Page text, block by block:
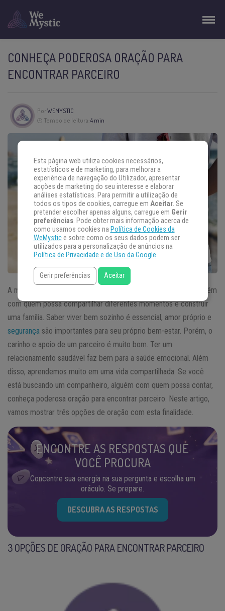
CONHEÇA PODEROSA ORAÇÃO PARA
ENCONTRAR PARCEIRO
PorWEMYSTIC
Tempo de leitura:4 min
A maior parte das pessoas busca um companheiro de vida, alguém
com quem possa compartilhar diferentes momentos e construir
uma família. Saber viver bem sozinho é essencial, amor próprio e
segurança são importantes para seu próprio bem-estar. Porém, o
carinho e apoio de um parceiro é muito bom. Ter um
relacionamento saudável faz bem para a saúde emocional. Além
disso, aprendemos muito em uma vida compartilhada. Se você
está buscando um companheiro, alguém com quem possa contar,
conheça poderosa oração para encontrar parceiro. Neste artigo,
vamos mostrar três opções de oração com esta finalidade.
ENCONTRE AS RESPOSTAS QUE
VOCÊ PROCURA
Concentre sua energia na sua pergunta e escolha um
oráculo. Se prepare.
DESCUBRA AS RESPOSTAS
3 OPÇÕES DE ORAÇÃO PARA ENCONTRAR PARCEIRO
Esta página web utiliza cookies necessários,
estatísticos e de marketing, para melhorar a
experiência de navegação do Utilizador, apresentar
acções de marketing do seu interesse e elaborar
análises estatísticas. Para permitir a utilização de
todos os tipos de cookies, carregue em Aceitar. Se
pretender escolher apenas alguns, carregue em Gerir
preferências. Pode obter mais informação acerca de
como usamos cookies na Política de Cookies da
WeMystice sobre como os seus dados podem ser
utilizados para a personalização de anúncios na
Política de Privacidade e de Uso da Google.
Gerir preferências Aceitar